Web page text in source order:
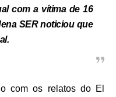
com a vítima de 16
SER noticiou que
com os relatos do El